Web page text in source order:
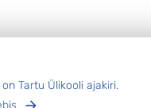
Tartu Ülikooli ajakiri.